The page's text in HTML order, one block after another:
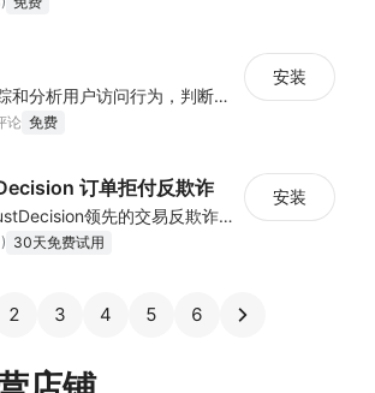
通过跟踪和分析用户访问行为，判断用户下单意图，减少欺诈购买
论 免费
安装
订单拒付反欺诈
借助TrustDecision领先的交易反欺诈技术，大幅降低欺诈订单占比，为您的收入保驾护航
) 30天免费试用
安装
2 3 4 5 6